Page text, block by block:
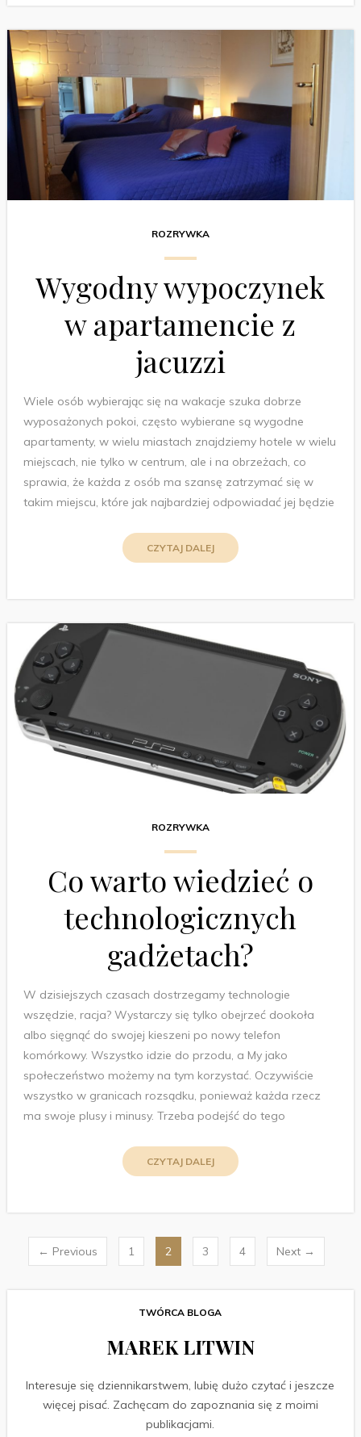
ROZRYWKA
Wygodny wypoczynek
w apartamencie z
jacuzzi
Wiele osób wybierając się na wakacje szuka dobrze
wyposażonych pokoi, często wybierane są wygodne
apartamenty, w wielu miastach znajdziemy hotele w wielu
miejscach, nie tylko w centrum, ale i na obrzeżach, co
sprawia, że każda z osób ma szansę zatrzymać się w
takim miejscu, które jak najbardziej odpowiadać jej będzie
CZYTAJ DALEJ
ROZRYWKA
Co warto wiedzieć o
technologicznych
gadżetach?
W dzisiejszych czasach dostrzegamy technologie
wszędzie, racja? Wystarczy się tylko obejrzeć dookoła
albo sięgnąć do swojej kieszeni po nowy telefon
komórkowy. Wszystko idzie do przodu, a My jako
społeczeństwo możemy na tym korzystać. Oczywiście
wszystko w granicach rozsądku, ponieważ każda rzecz
ma swoje plusy i minusy. Trzeba podejść do tego
CZYTAJ DALEJ
Stronicowanie
wpisów
← Previous 1 2 3 4 Next →
TWÓRCA BLOGA
MAREK LITWIN
Interesuje się dziennikarstwem, lubię dużo czytać i jeszcze
więcej pisać. Zachęcam do zapoznania się z moimi
publikacjami.